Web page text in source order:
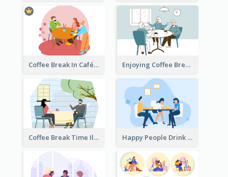
Coffee Break In Café Illustration Enjoying Coffee Break Illustration
Coffee Break Time Illustration Happy People Drink Coffee Illustration